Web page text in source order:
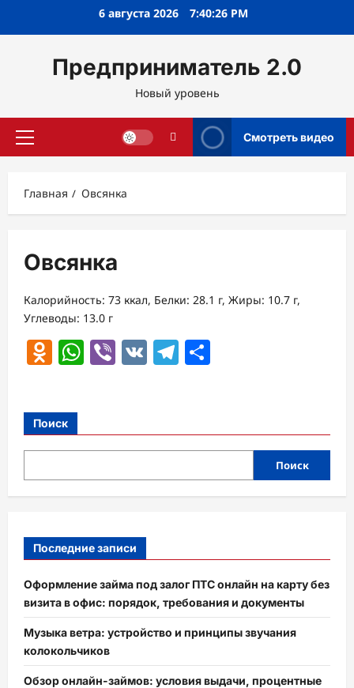
6 августа 2026 7:40:26 PM
Предприниматель 2.0
Новый уровень
Основное
Смотреть видео
Главная Овсянка
Овсянка
Калорийность: 73 ккал, Белки: 28.1 г, Жиры: 10.7 г,
Углеводы: 13.0 г
Odnoklassniki
WhatsApp
Viber
VK Telegram
Поиск
Поиск
Последние записи
Оформление займа под залог ПТС онлайн на карту без
визита в офис: порядок, требования и документы
Музыка ветра: устройство и принципы звучания
колокольчиков
Обзор онлайн-займов: условия выдачи, процентные